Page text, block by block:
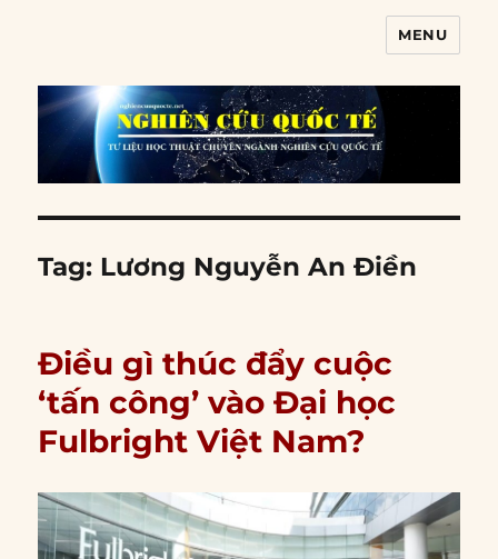
MENU
Tag: Lương Nguyễn An Điền
Điều gì thúc đẩy cuộc
‘tấn công’ vào Đại học
Fulbright Việt Nam?